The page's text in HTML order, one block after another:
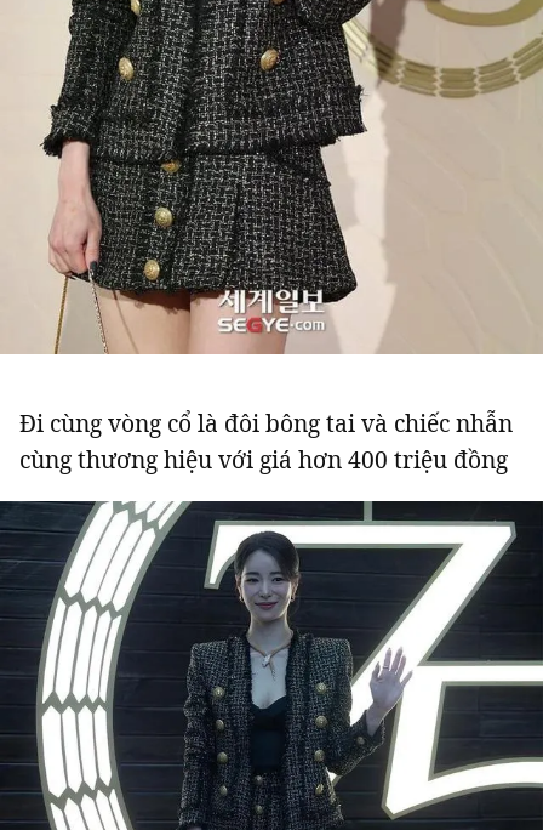
Tổng biên tập: Nguyễn Ngọc Toàn
Phó tổng biên tập: Hải Thành
Ủy viên Ban biên tập - Tổng Thư ký tòa soạn: Trần Việt Hưng
Giấy phép xuất bản số 110/GP - BTTTT cấp ngày 24.3.2020
© 2003-2026 Bản quyền thuộc về Báo Thanh Niên. Cấm sao chép
dưới mọi hình thức nếu không có sự chấp thuận bằng văn bản.
Phát triển bởi ePi Technologies, JSC.
Đi cùng vòng cổ là đôi bông tai và chiếc nhẫn
cùng thương hiệu với giá hơn 400 triệu đồng